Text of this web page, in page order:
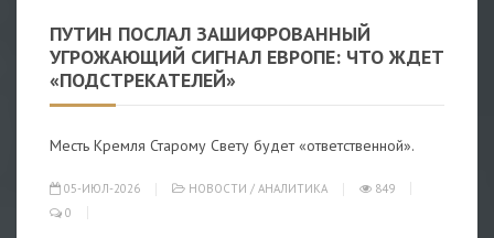
ПУТИН ПОСЛАЛ ЗАШИФРОВАННЫЙ
УГРОЖАЮЩИЙ СИГНАЛ ЕВРОПЕ: ЧТО ЖДЕТ
«ПОДСТРЕКАТЕЛЕЙ»
Месть Кремля Старому Свету будет «ответственной».
05-ИЮЛ-2026 НОВОСТИ / АНАЛИТИКА
849
0